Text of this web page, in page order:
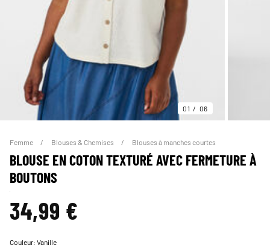
01 06
Femme Blouses & Chemises Blouses à manches courtes
BLOUSE EN COTON TEXTURÉ AVEC FERMETURE À
BOUTONS
34,99 €
Couleur:Vanille